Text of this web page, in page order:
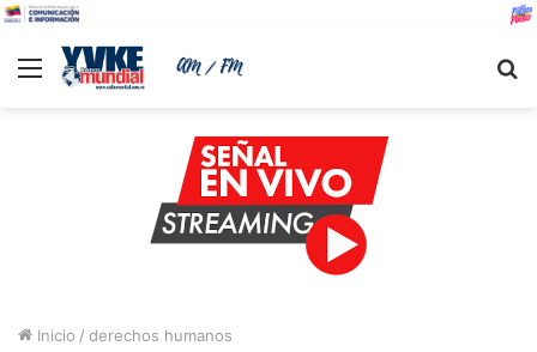
Menu
Inicio / derechos humanos